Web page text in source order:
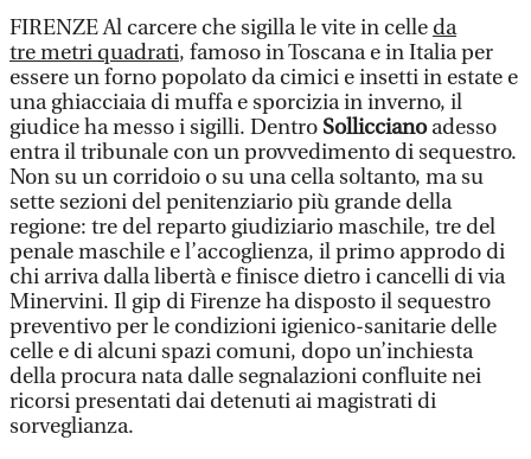
FIRENZE Al carcere che sigilla le vite in celle da
tre metri quadrati, famoso in Toscana e in Italia per
essere un forno popolato da cimici e insetti in estate e
una ghiacciaia di muffa e sporcizia in inverno, il
giudice ha messo i sigilli. Dentro Solliccianoadesso
entra il tribunale con un provvedimento di sequestro.
Non su un corridoio o su una cella soltanto, ma su
sette sezioni del penitenziario più grande della
regione: tre del reparto giudiziario maschile, tre del
penale maschile e l’accoglienza, il primo approdo di
chi arriva dalla libertà e finisce dietro i cancelli di via
Minervini. Il gip di Firenze ha disposto il sequestro
preventivo per le condizioni igienico-sanitarie delle
celle e di alcuni spazi comuni, dopo un’inchiesta
della procura nata dalle segnalazioni confluite nei
ricorsi presentati dai detenuti ai magistrati di
sorveglianza.